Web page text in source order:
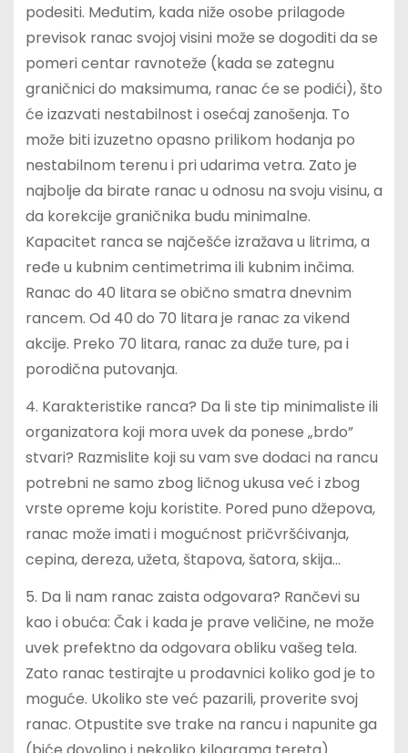
podesiti. Međutim, kada niže osobe prilagode
previsok ranac svojoj visini može se dogoditi da se
pomeri centar ravnoteže (kada se zategnu
graničnici do maksimuma, ranac će se podići), što
će izazvati nestabilnost i osećaj zanošenja. To
može biti izuzetno opasno prilikom hodanja po
nestabilnom terenu i pri udarima vetra. Zato je
najbolje da birate ranac u odnosu na svoju visinu, a
da korekcije graničnika budu minimalne.
Kapacitet ranca se najčešće izražava u litrima, a
ređe u kubnim centimetrima ili kubnim inčima.
Ranac do 40 litara se obično smatra dnevnim
rancem. Od 40 do 70 litara je ranac za vikend
akcije. Preko 70 litara, ranac za duže ture, pa i
porodična putovanja.
4. Karakteristike ranca? Da li ste tip minimaliste ili
organizatora koji mora uvek da ponese „brdo”
stvari? Razmislite koji su vam sve dodaci na rancu
potrebni ne samo zbog ličnog ukusa već i zbog
vrste opreme koju koristite. Pored puno džepova,
ranac može imati i mogućnost pričvršćivanja,
cepina, dereza, užeta, štapova, šatora, skija…
5. Da li nam ranac zaista odgovara? Rančevi su
kao i obuća: Čak i kada je prave veličine, ne može
uvek prefektno da odgovara obliku vašeg tela.
Zato ranac testirajte u prodavnici koliko god je to
moguće. Ukoliko ste već pazarili, proverite svoj
ranac. Otpustite sve trake na rancu i napunite ga